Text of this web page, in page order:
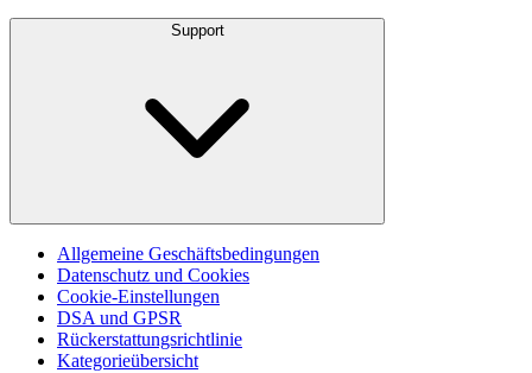
Support
Allgemeine Geschäftsbedingungen
Datenschutz und Cookies
Cookie-Einstellungen
DSA und GPSR
Rückerstattungsrichtlinie
Kategorieübersicht